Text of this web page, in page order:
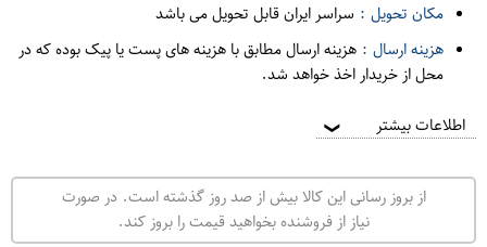
مکان تحویل : سراسر ایران قابل تحویل می باشد
هزینه ارسال : هزینه ارسال مطابق با هزینه های پست یا پیک بوده که در
محل از خریدار اخذ خواهد شد.
اطلاعات بیشتر ❯
از بروز رسانی این کالا بیش از صد روز گذشته است. در صورت
نیاز از فروشنده بخواهید قیمت را بروز کند.